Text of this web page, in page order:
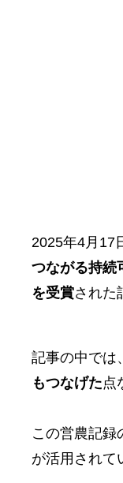
2025年4月17
つながる持続
を受賞された
記事の中では
もつなげた点
この営農記録
が活用されて